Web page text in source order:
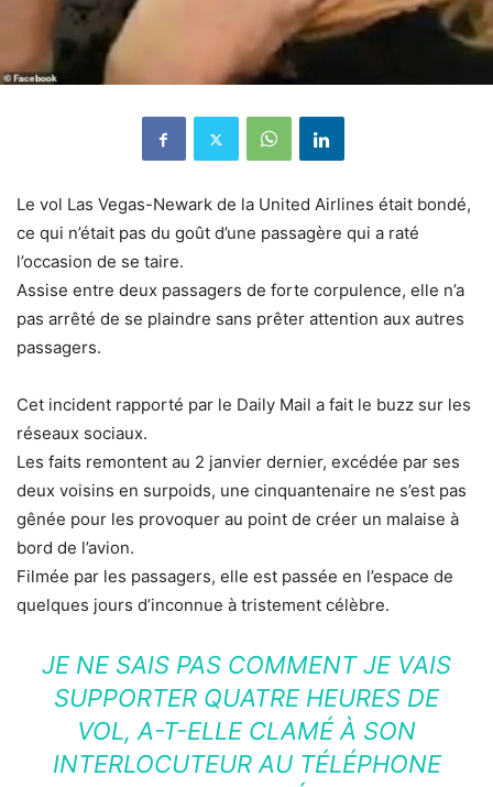
Le vol Las Vegas-Newark de la United Airlines était bondé,
ce qui n’était pas du goût d’une passagère qui a raté
l’occasion de se taire.
Assise entre deux passagers de forte corpulence, elle n’a
pas arrêté de se plaindre sans prêter attention aux autres
passagers.
Cet incident rapporté par le Daily Mail a fait le buzz sur les
réseaux sociaux.
Les faits remontent au 2 janvier dernier, excédée par ses
deux voisins en surpoids, une cinquantenaire ne s’est pas
gênée pour les provoquer au point de créer un malaise à
bord de l’avion.
Filmée par les passagers, elle est passée en l’espace de
quelques jours d’inconnue à tristement célèbre.
JE NE SAIS PAS COMMENT JE VAIS
SUPPORTER QUATRE HEURES DE
VOL, A-T-ELLE CLAMÉ À SON
INTERLOCUTEUR AU TÉLÉPHONE